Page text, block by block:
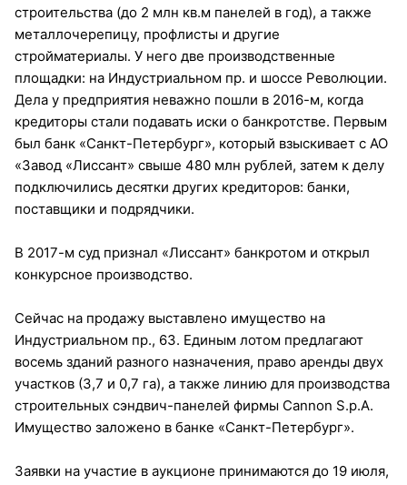
строительства (до 2 млн кв.м панелей в год), а также
металлочерепицу, профлисты и другие
стройматериалы. У него две производственные
площадки: на Индустриальном пр. и шоссе Революции.
Дела у предприятия неважно пошли в 2016-м, когда
кредиторы стали подавать иски о банкротстве. Первым
был банк «Санкт-Петербург», который взыскивает с АО
«Завод «Лиссант» свыше 480 млн рублей, затем к делу
подключились десятки других кредиторов: банки,
поставщики и подрядчики.
В 2017-м суд признал «Лиссант» банкротом и открыл
конкурсное производство.
Сейчас на продажу выставлено имущество на
Индустриальном пр., 63. Единым лотом предлагают
восемь зданий разного назначения, право аренды двух
участков (3,7 и 0,7 га), а также линию для производства
строительных сэндвич-панелей фирмы Cannon S.p.A.
Имущество заложено в банке «Санкт-Петербург».
Заявки на участие в аукционе принимаются до 19 июля,